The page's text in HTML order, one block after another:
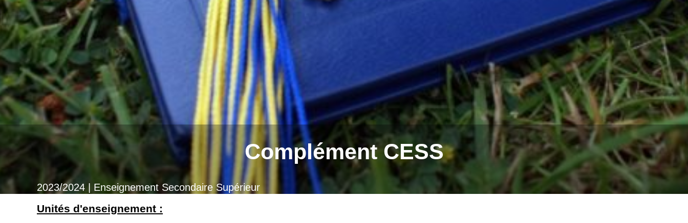
Complément CESS
2023/2024 | Enseignement Secondaire Supérieur
Unités d'enseignement :